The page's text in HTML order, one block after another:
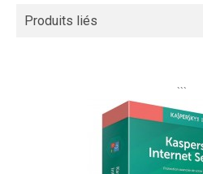
Produits liés
```